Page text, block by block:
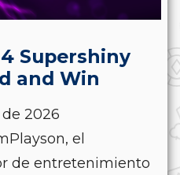
Supershiny
and Win
2026
el
de entretenimiento